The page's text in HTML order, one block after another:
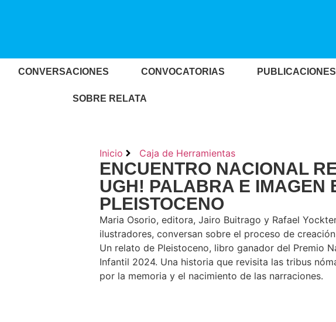
CONVERSACIONES CONVOCATORIAS PUBLICACIONES
SOBRE RELATA
Inicio Caja de Herramientas
ENCUENTRO NACIONAL
UGH! PALABRA E IMAGEN
PLEISTOCENO
Maria Osorio, editora, Jairo Buitrago y Rafael
ilustradores, conversan sobre el proceso de
Un relato de Pleistoceno, libro ganador del Premio
Infantil 2024. Una historia que revisita las tribus
por la memoria y el nacimiento de las narraciones.